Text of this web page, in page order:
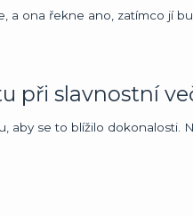
a ona řekne ano, zatímco jí
při slavnostní
aby se to blížilo dokonalosti.